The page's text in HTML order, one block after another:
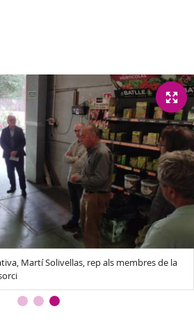
Martí Solivellas, rep als membres de la